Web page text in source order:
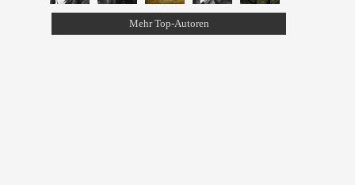
Mehr Top-Autoren